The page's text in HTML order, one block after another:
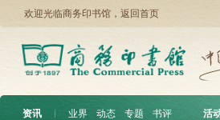
欢迎光临商务印书馆， 返回首页
资讯 ︱ 业界 动态 专题
书评
活